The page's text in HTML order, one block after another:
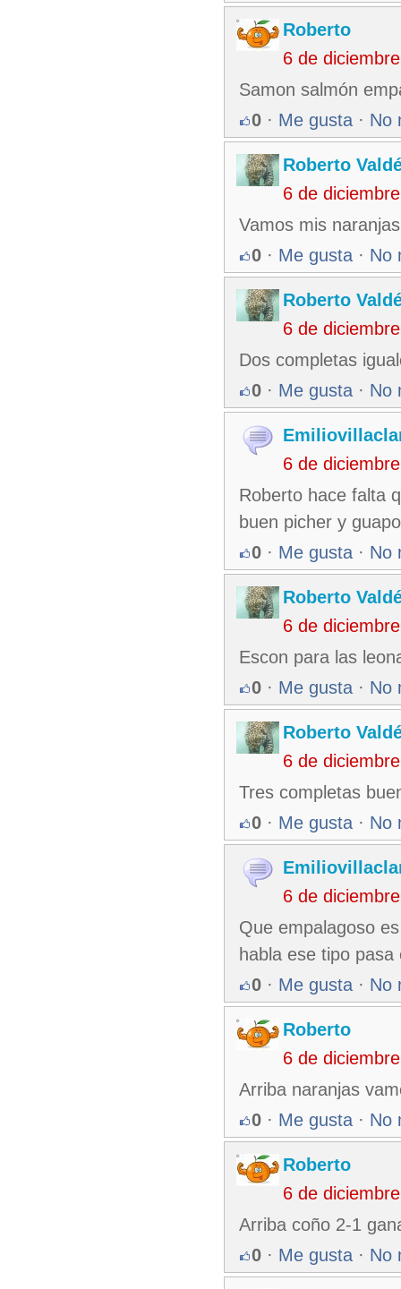
Roberto
6 de
Samon salmón
0 · Me gusta · No
Roberto
6 de
Vamos mis
0 · Me gusta · No
Roberto
6 de
Dos completas
0 · Me gusta · No
6 de
Roberto hace falta
buen picher y guapo
0 · Me gusta · No
Roberto
6 de
Escon para las
0 · Me gusta · No
Roberto
6 de
Tres completas
0 · Me gusta · No
6 de
Que empalagoso
habla ese tipo
0 · Me gusta · No
Roberto
6 de
Arriba naranjas
0 · Me gusta · No
Roberto
6 de
Arriba coño 2-1
0 · Me gusta · No